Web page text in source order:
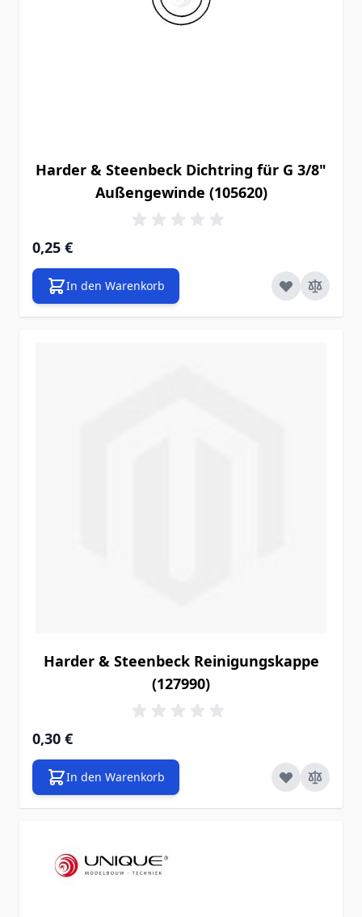
Harder & Steenbeck Dichtring für G 3/8"
Außengewinde (105620)
0,25 €
In den Warenkorb
Harder & Steenbeck Reinigungskappe
(127990)
0,30 €
In den Warenkorb